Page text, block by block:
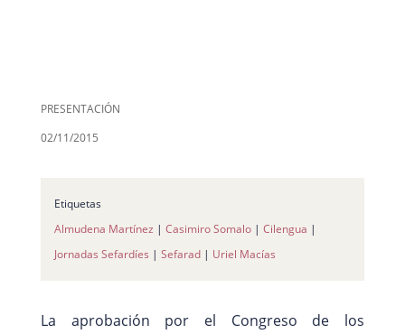
PRESENTACIÓN
02/11/2015
Etiquetas
Almudena Martínez | Casimiro Somalo| Cilengua |
Jornadas Sefardíes | Sefarad| Uriel Macías
La aprobación por el Congreso de los